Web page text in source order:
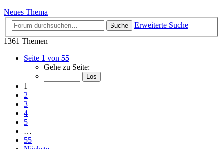
Neues Thema
Suche
Erweiterte Suche
1361 Themen
Seite 1 von 55
Gehe zu Seite:
1
2
3
4
5
…
55